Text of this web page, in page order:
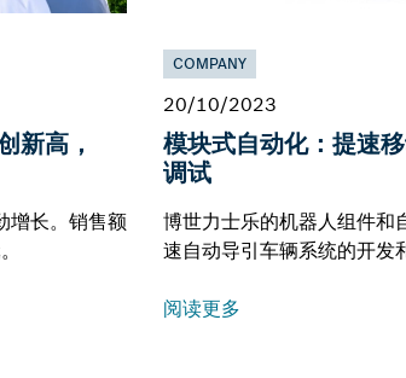
新高，
增长。销售额
COMPANY
20/10/2023
模块式自动化：提速
调试
博世力士乐的机器人组件和
速自动导引车辆系统的开发
阅读更多